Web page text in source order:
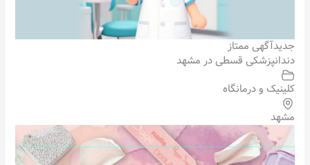
جدیدآگهی ممتاز
دندانپزشکی قسطی در مشهد
کلینیک و درمانگاه
مشهد